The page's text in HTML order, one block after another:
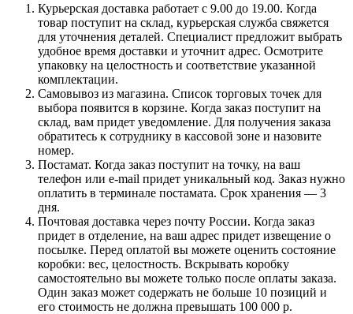
Курьерская доставка работает с 9.00 до 19.00. Когда
товар поступит на склад, курьерская служба свяжется
для уточнения деталей. Специалист предложит выбрать
удобное время доставки и уточнит адрес. Осмотрите
упаковку на целостность и соответствие указанной
комплектации.
Самовывоз из магазина. Список торговых точек для
выбора появится в корзине. Когда заказ поступит на
склад, вам придет уведомление. Для получения заказа
обратитесь к сотруднику в кассовой зоне и назовите
номер.
Постамат. Когда заказ поступит на точку, на ваш
телефон или e-mail придет уникальный код. Заказ нужно
оплатить в терминале постамата. Срок хранения — 3
дня.
Почтовая доставка через почту России. Когда заказ
придет в отделение, на ваш адрес придет извещение о
посылке. Перед оплатой вы можете оценить состояние
коробки: вес, целостность. Вскрывать коробку
самостоятельно вы можете только после оплаты заказа.
Один заказ может содержать не больше 10 позиций и
его стоимость не должна превышать 100 000 р.